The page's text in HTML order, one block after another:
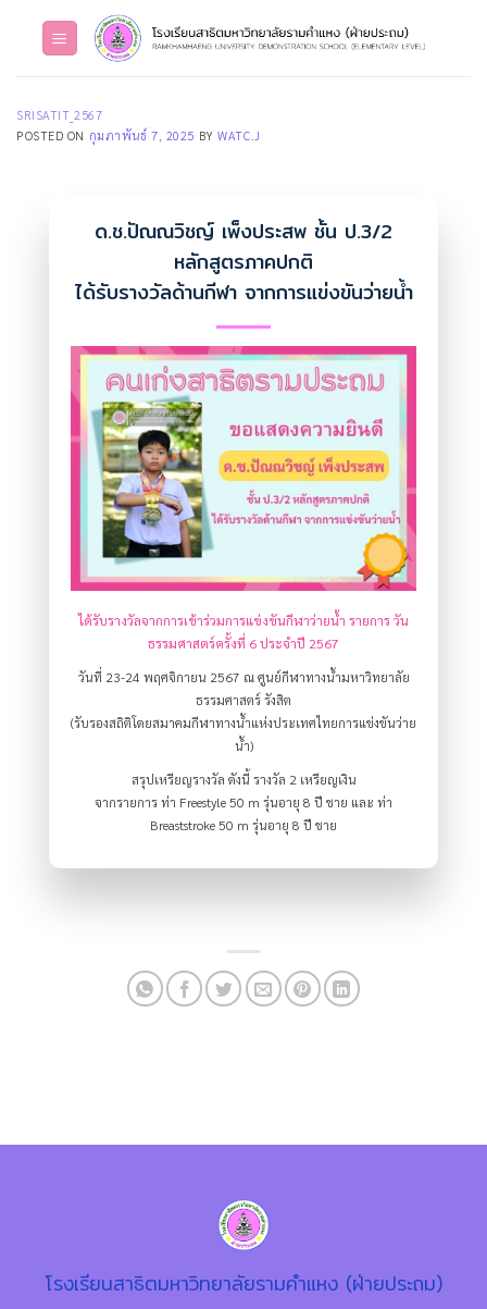
SRISATIT_2567
POSTED ON กุมภาพันธ์ 7, 2025 BYWATC.J
ด.ช.ปัณณวิชญ์ เพ็งประสพ ชั้น ป.3/2
หลักสูตรภาคปกติ
ได้รับรางวัลด้านกีฬา จากการแข่งขันว่ายน้ำ
ได้รับรางวัลจากการเข้าร่วมการแข่งขันกีฬาว่ายน้ำ รายการ วัน
ธรรมศาสตร์ครั้งที่ 6 ประจำปี 2567
วันที่ 23-24 พฤศจิกายน 2567 ณ ศูนย์กีฬาทางน้ำมหาวิทยาลัย
ธรรมศาสตร์ รังสิต
(รับรองสถิติโดยสมาคมกีฬาทางน้ำแห่งประเทศไทยการแข่งขันว่าย
น้ำ)
สรุปเหรียญรางวัล ดังนี้ รางวัล 2 เหรียญเงิน
จากรายการ ท่า Freestyle 50 m รุ่นอายุ 8 ปี ชาย และ ท่า
Breaststroke 50 m รุ่นอายุ 8 ปี ชาย
โรงเรียนสาธิตมหาวิทยาลัยรามคำแหง (ฝ่ายประถม)